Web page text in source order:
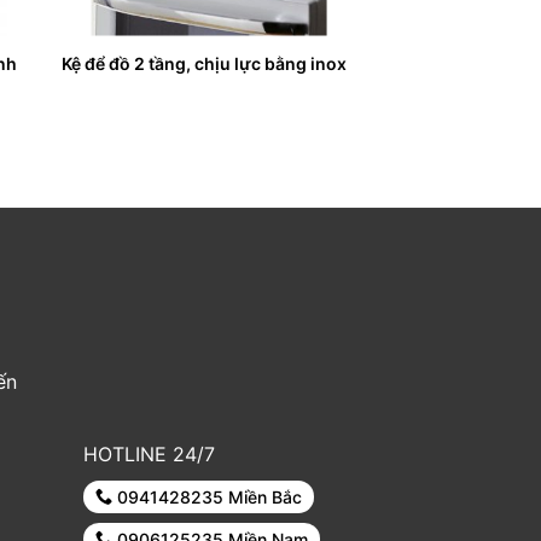
Kệ để đồ 2 tầng, chịu lực bằng inox
HOTLINE 24/7
0941428235 Miền Bắc